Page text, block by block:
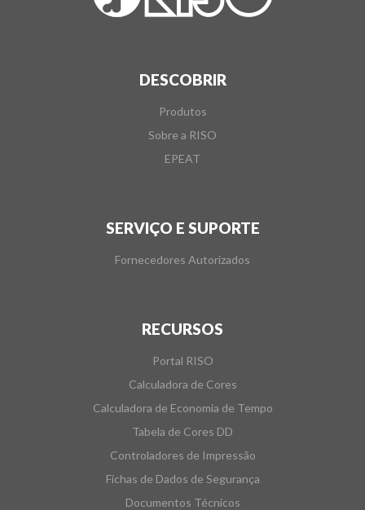
DESCOBRIR
Produtos
Sobre a RISO
EPEAT
SERVIÇO E SUPORTE
Fornecedores Autorizados
RECURSOS
Portal RISO
Calculadora de Cores
Calculadora de Economia de Tempo
Tabela de Cores DD
Controladores de Impressão
Fichas de Dados de Segurança
Documentos Técnicos